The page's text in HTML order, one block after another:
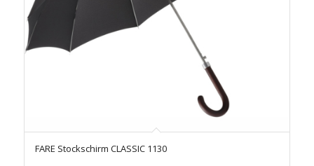
FARE Stockschirm CLASSIC 1130